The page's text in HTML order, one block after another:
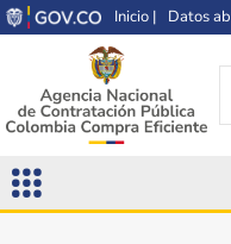
Inicio | Datos